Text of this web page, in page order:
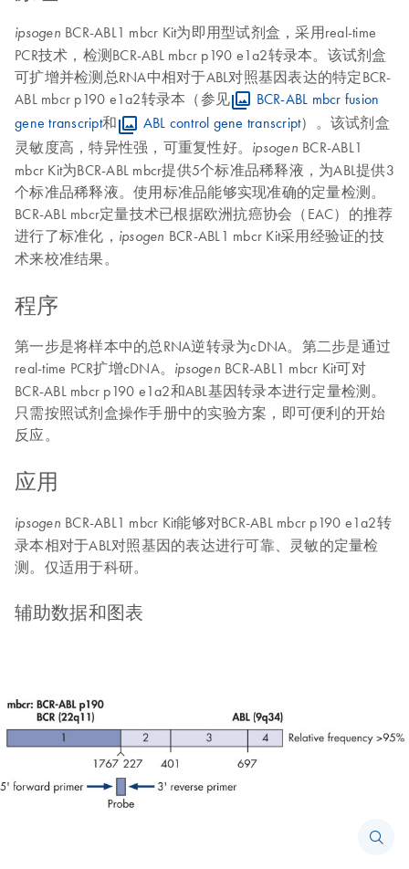
ipsogen BCR-ABL1 mbcr Kit为即用型试剂盒，采用real-time
PCR技术，检测BCR-ABL mbcr p190 e1a2转录本。该试剂盒
可扩增并检测总RNA中相对于ABL对照基因表达的特定BCR-
ABL mbcr p190 e1a2转录本（参见
BCR-ABL mbcr fusion
gene transcript和 ABL control gene transcript）。该试剂盒
灵敏度高，特异性强，可重复性好。 ipsogen BCR-ABL1
mbcr Kit为BCR-ABL mbcr提供5个标准品稀释液，为ABL提供3
个标准品稀释液。使用标准品能够实现准确的定量检测。
BCR-ABL mbcr定量技术已根据欧洲抗癌协会（EAC）的推荐
进行了标准化， ipsogen BCR-ABL1 mbcr Kit采用经验证的技
术来校准结果。
程序
第一步是将样本中的总RNA逆转录为cDNA。第二步是通过
real-time PCR扩增cDNA。 ipsogen BCR-ABL1 mbcr Kit可对
BCR-ABL mbcr p190 e1a2和ABL基因转录本进行定量检测。
只需按照试剂盒操作手册中的实验方案，即可便利的开始
反应。
应用
ipsogen BCR-ABL1 mbcr Kit能够对BCR-ABL mbcr p190 e1a2转
录本相对于ABL对照基因的表达进行可靠、灵敏的定量检
测。仅适用于科研。
辅助数据和图表